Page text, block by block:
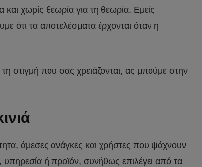
χωρίς θεωρία για τη θεωρία. Εμείς
ότι τα αποτελέσματα έρχονται όταν η
στιγμή που σας χρειάζονται, ας μπούμε στην
άμεσες ανάγκες και χρήστες που ψάχνουν
υπηρεσία ή προϊόν, συνήθως επιλέγει από τα